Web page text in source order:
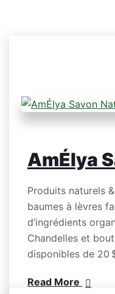
AmÉlya
Produits naturels
baumes à lèvres
d’ingrédients
Chandelles et
disponibles de 20
Read More